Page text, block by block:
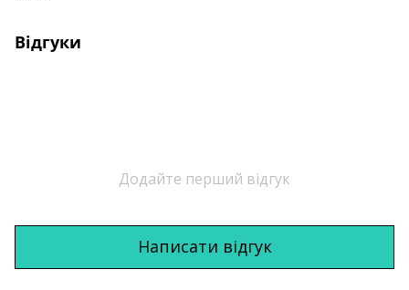
Відгуки
Додайте перший відгук
Написати відгук